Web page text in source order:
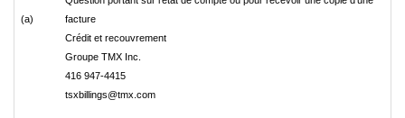
(a)
facture
Crédit et recouvrement
Groupe TMX Inc.
416 947-4415
tsxbillings@tmx.com